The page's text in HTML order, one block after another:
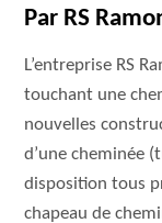
Par RS
L’entreprise RS
touchant une
nouvelles
d’une cheminée
disposition tous
chapeau de